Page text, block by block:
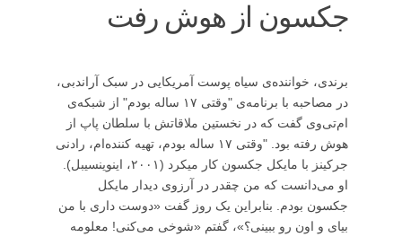
جکسون از هوش رفت
برندی، خواننده‌ی سیاه پوست آمریکایی در سبک آراندبی،
در مصاحبه با برنامه‌ی "وقتی ۱۷ ساله بودم" از شبکه‌ی
ام‌تی‌وی گفت که در نخستین ملاقاتش با سلطان پاپ از
هوش رفته بود. "وقتی ۱۷ ساله بودم، تهیه کننده‌ام، رادنی
جرکینز با مایکل جکسون کار میکرد (۲۰۰۱، اینوینسیبل).
او می‌دانست که من چقدر در آرزوی دیدار مایکل
جکسون بودم. بنابراین یک روز گفت «دوست داری با من
بیای و اون رو ببینی؟»، گفتم «شوخی می‌کنی! معلومه